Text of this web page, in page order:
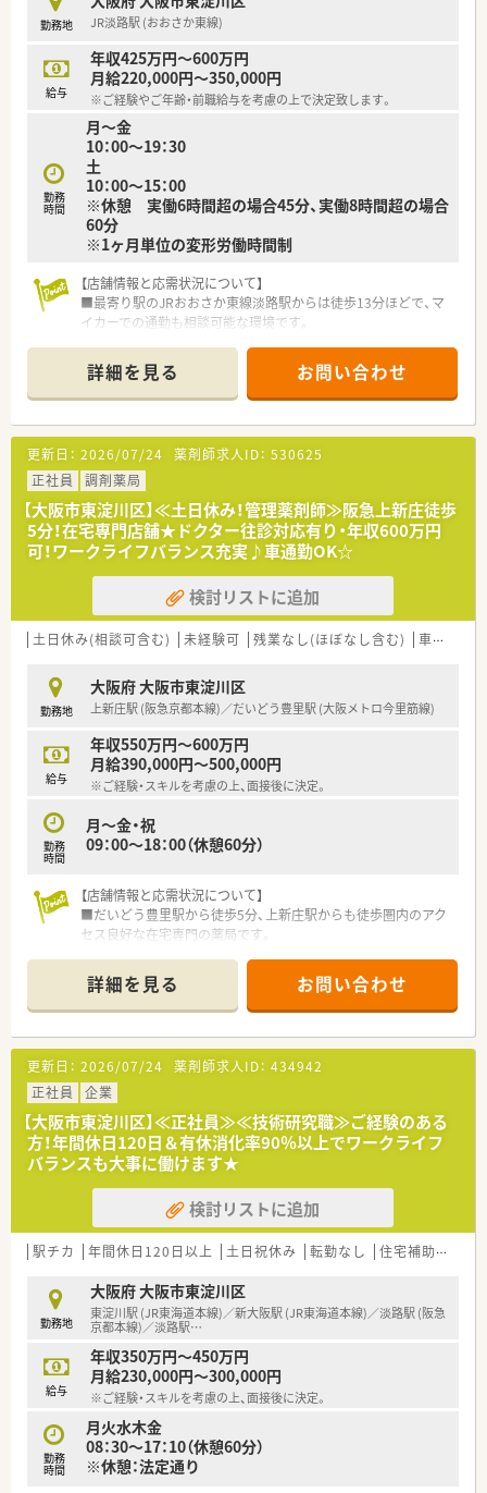
<歓迎要件>
・医薬品品質保証業務３年以上の経験者大歓迎
・MF関連業務経験のある方大歓迎
・監査経験がある方
・薬剤師免許を持つ方
・チームリーダー経験、人材育成経験のある方
<求める人物像>
・英語の資料読解や英語でのビジネスメールに支障がない方
・真面目に業務に取り組んでもらえる方
・新しい仕事にも積極的に携わっていただける方
勤務地 JR淡路駅 (おおさか東線)
給与
年収425万円～600万円
月給220,000円～350,000円
※ご経験やご年齢・前職給与を考慮の上で決定致します。
勤務
時間
月～金
10：00～19：30
土
10：00～15：00
※休憩 実働6時間超の場合45分、実働8時間超の場合
60分
※1ヶ月単位の変形労働時間制
【店舗情報と応需状況について】
■最寄り駅のJRおおさか東線淡路駅からは徒歩13分ほどで、マ
イカーでの通勤も相談可能な環境です。
として在宅業務にも注力している職場です。
■薬剤師と事務スタッフが在籍しており、全社的にゆとりある人
員配置で業務に取り組める環境です。
【求人情報について】
■正社員としての採用で、経験や能力を考慮した上で年収425万
円から600万円の間で提示されます。
■週休2日制を採用しており、年間休日は110日以上確保されて
いるため、メリハリをつけて働けます。
■住宅手当や家族手当などの諸手当が充実しており、長く安定し
て働き続けたい方に適した条件です。
【勤務実態について】
■残業は1分単位で計算されますが、全社的に残業時間はほとん
ど発生しないよう管理されています。
時間も大切にしながら勤務可能です。
■無理のないシフト作成を心掛けており、ワークライフバランス
を重視する方にも安心の勤務実態です。
詳細を見る お問い合わせ
更新日： 2026/07/24 薬剤師求人ID： 530625
正社員
調剤薬局
【大阪市東淀川区】≪土日休み！管理薬剤師≫阪急上新庄徒歩
5分！在宅専門店舗★ドクター往診対応有り・年収600万円
可！ワークライフバランス充実♪車通勤OK☆
検討リストに追加
土日休み(相談可含む) 未経験可 残業なし(ほぼなし含む) 車通勤可
勤務地
大阪府 大阪市東淀川区
上新庄駅 (阪急京都本線)／だいどう豊里駅 (大阪メトロ今里筋線)
給与
年収550万円～600万円
月給390,000円～500,000円
※ご経験・スキルを考慮の上、面接後に決定。
勤務
時間
月～金・祝
09：00～18：00（休憩60分）
【店舗情報と応需状況について】
■だいどう豊里駅から徒歩5分、上新庄駅からも徒歩圏内のアク
セス良好な在宅専門の薬局です。
方箋は0枚から5枚程度と少なめです。
■薬剤師は常勤1名とパート1名、派遣1名で構成され、事務員2名
の手厚いサポートがあります。
【募集背景と求める人物像について】
■現職の管理薬剤師が9月から産休に入るため、店舗運営を担っ
てくださる方を急募しております。
■管理薬剤師の経験は問いませんが、周囲のスタッフと協力しな
がら柔軟に対応できる方を求めます。
■施設在宅の割合が高いため、ご高齢の患者様一人ひとりに寄り
添った丁寧な対応ができる方は歓迎です。
【法人特徴について】
■大阪市内に2店舗を展開しており、グループ法人で介護施設も
運営しているため経営基盤は安定しています。
を大切にしており、働きやすい環境です。
■自社施設との連携が非常にスムーズであり、急な呼び出しや休
日出勤が発生しにくい体制を整えています。
詳細を見る お問い合わせ
更新日： 2026/07/24 薬剤師求人ID： 434942
正社員
企業
【大阪市東淀川区】≪正社員≫≪技術研究職≫ご経験のある
方！年間休日120日＆有休消化率90％以上でワークライフ
バランスも大事に働けます★
検討リストに追加
駅チカ 年間休日120日以上 土日祝休み 転勤なし 住宅補助(手当)あり
勤務地
大阪府 大阪市東淀川区
東淀川駅 (JR東海道本線)／新大阪駅 (JR東海道本線)／淡路駅 (阪急
京都本線)／淡路駅…
給与
年収350万円～450万円
月給230,000円～300,000円
※ご経験・スキルを考慮の上、面接後に決定。
勤務
時間
月火水木金
08：30～17：10（休憩60分）
※休憩：法定通り